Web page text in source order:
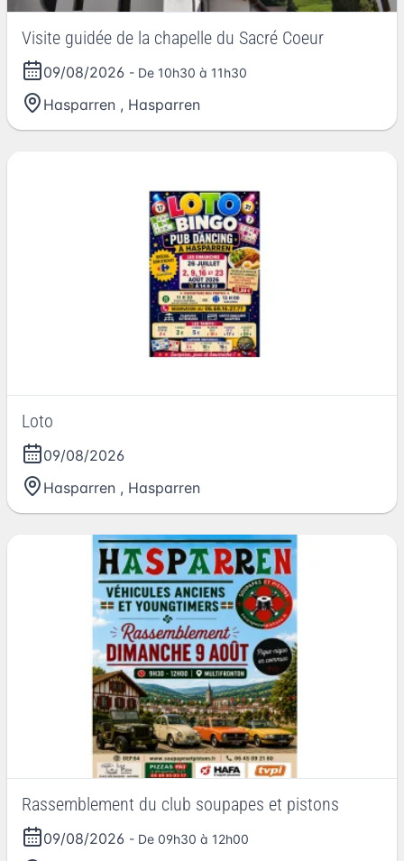
Visite guidée de la chapelle du Sacré Coeur
09/08/2026 - De 10h30 à 11h30
Hasparren , Hasparren
Loto
09/08/2026
Hasparren , Hasparren
Rassemblement du club soupapes et pistons
09/08/2026 - De 09h30 à 12h00